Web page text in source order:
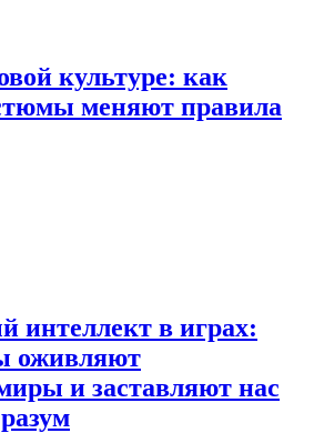
культуре: как
меняют правила
интеллект в играх:
оживляют
и заставляют нас